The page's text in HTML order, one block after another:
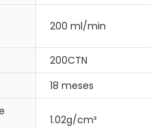
200 ml/min
200CTN
18 meses
1.02g/cm³